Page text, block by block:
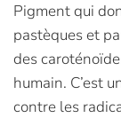
Pigment qui
pastèques et
des
humain. C’est
contre les